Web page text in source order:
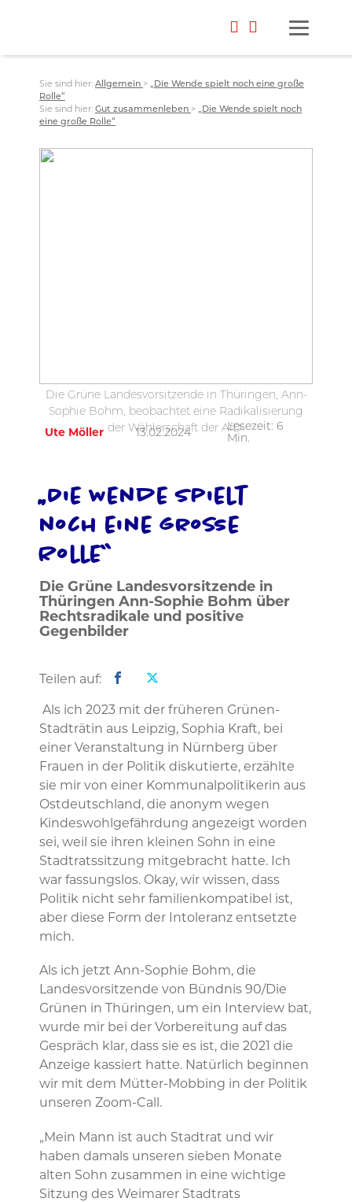
Sie sind hier: Allgemein > „Die Wende spielt noch eine große
Rolle“
Sie sind hier: Gut zusammenleben > „Die Wende spielt noch
eine große Rolle“
Die Grüne Landesvorsitzende in Thüringen, Ann-
Sophie Bohm, beobachtet eine Radikalisierung
der Wählerschaft der AfD.
Ute Möller 13.02.2024 Lesezeit: 6
Min.
„Die Wende spielt
noch eine große
Rolle“
Die Grüne Landesvorsitzende in
Thüringen Ann-Sophie Bohm über
Rechtsradikale und positive
Gegenbilder
Teilen auf:
Als ich 2023 mit der früheren Grünen-
Stadträtin aus Leipzig, Sophia Kraft, bei
einer Veranstaltung in Nürnberg über
Frauen in der Politik diskutierte, erzählte
sie mir von einer Kommunalpolitikerin aus
Ostdeutschland, die anonym wegen
Kindeswohlgefährdung angezeigt worden
sei, weil sie ihren kleinen Sohn in eine
Stadtratssitzung mitgebracht hatte. Ich
war fassungslos. Okay, wir wissen, dass
Politik nicht sehr familienkompatibel ist,
aber diese Form der Intoleranz entsetzte
mich.
Als ich jetzt Ann-Sophie Bohm, die
Landesvorsitzende von Bündnis 90/Die
Grünen in Thüringen, um ein Interview bat,
wurde mir bei der Vorbereitung auf das
Gespräch klar, dass sie es ist, die 2021 die
Anzeige kassiert hatte. Natürlich beginnen
wir mit dem Mütter-Mobbing in der Politik
unseren Zoom-Call.
„Mein Mann ist auch Stadtrat und wir
haben damals unseren sieben Monate
alten Sohn zusammen in eine wichtige
Sitzung des Weimarer Stadtrats